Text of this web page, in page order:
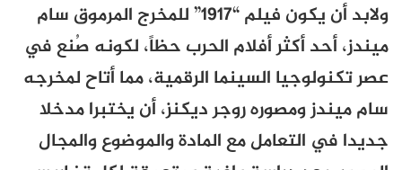
ولابد أن يكون فيلم “1917” للمخرج المرموق سام
ميندز، أحد أكثر أفلام الحرب حظاً، لكونه صُنع في
عصر تكنولوجيا السينما الرقمية، مما أتاح لمخرجه
سام ميندز ومصوره روجر ديكنز، أن يختبرا مدخلا
جديدا في التعامل مع المادة والموضوع والمجال